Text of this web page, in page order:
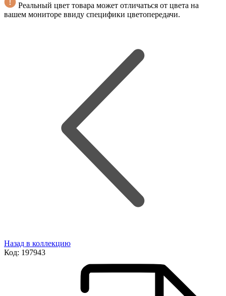
Реальный цвет товара может отличаться от цвета на
вашем мониторе ввиду специфики цветопередачи.
Назад в коллекцию
Код: 197943